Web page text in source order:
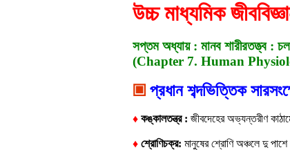
উচ্চ মাধ্যমিক
সপ্তম অধ্যায় : মানব শারীরতত্ত্ব :
(Chapter 7. Human
▣ প্রধান শব্দভিত্তিক
♦ কঙ্কালতন্ত্র : জীবদেহের অভ্যন্তরীণ
♦ শ্রোণিচক্র: মানুষের শ্রোণি অঞ্চলে দু